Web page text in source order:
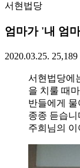
서현법당
엄마가 '내 엄
2020.03.25. 25,189
서현법당에
을 치룰 때
반들에게 물
종종 듣습
주희님의